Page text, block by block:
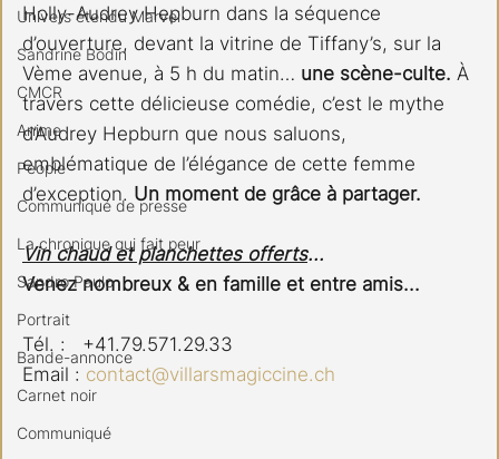
Univers étendu Marvel
Sandrine Bodin
CMCR
Anime
People
Communiqué de presse
La chronique qui fait peur
Sandro Paulo
Portrait
Bande-annonce
Carnet noir
Communiqué
Holly-Audrey Hepburn dans la séquence
d’ouverture, devant la vitrine de Tiffany’s, sur la
Vème avenue, à 5 h du matin… une scène-culte. À
travers cette délicieuse comédie, c’est le mythe
d’Audrey Hepburn que nous saluons,
emblématique de l’élégance de cette femme
d’exception. Un moment de grâce à partager.
Vin chaud et planchettes offerts...
Venez nombreux & en famille et entre amis...
Tél. :   +41.79.571.29.33
Email : contact@villarsmagiccine.ch